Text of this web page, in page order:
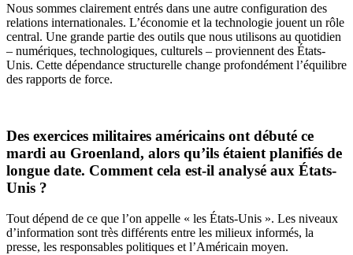
Nous sommes clairement entrés dans une autre configuration des
relations internationales. L’économie et la technologie jouent un rôle
central. Une grande partie des outils que nous utilisons au quotidien
– numériques, technologiques, culturels – proviennent des États-
Unis. Cette dépendance structurelle change profondément l’équilibre
des rapports de force.
Des exercices militaires américains ont débuté ce
mardi au Groenland, alors qu’ils étaient planifiés de
longue date. Comment cela est-il analysé aux États-
Unis ?
Tout dépend de ce que l’on appelle « les États-Unis ». Les niveaux
d’information sont très différents entre les milieux informés, la
presse, les responsables politiques et l’Américain moyen.